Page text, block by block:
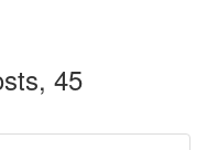
45